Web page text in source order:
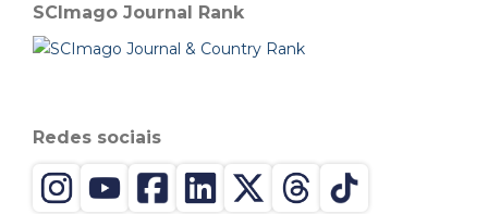
SCImago Journal Rank
Redes sociais